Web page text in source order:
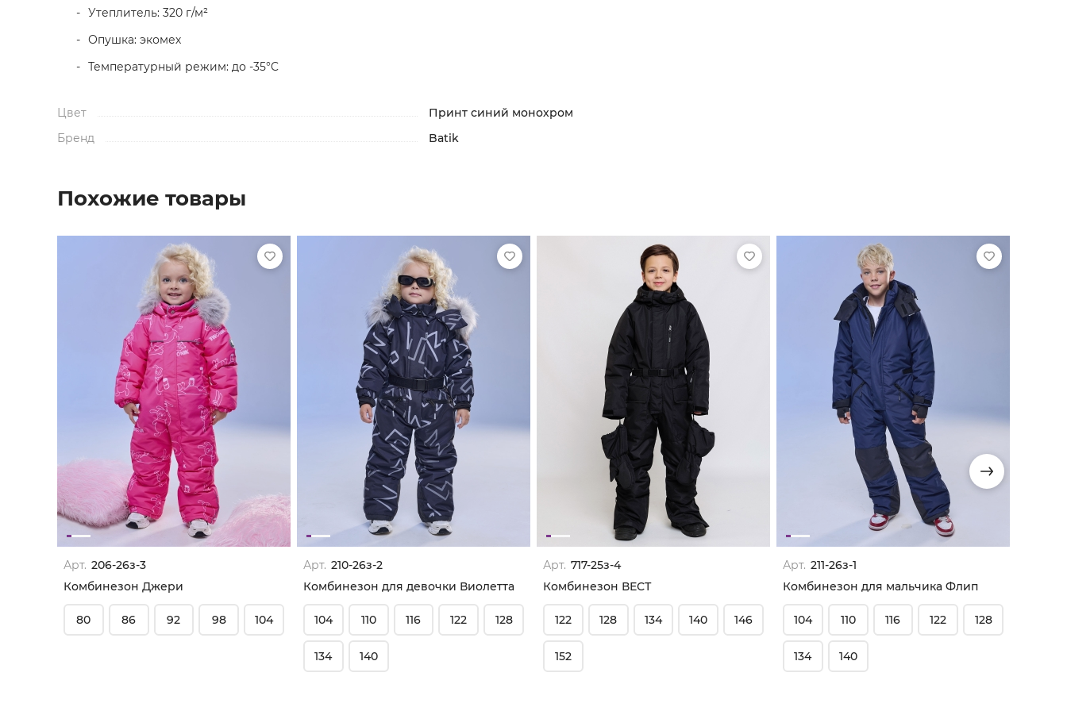
Утеплитель: 320 г/м²
Опушка: экомех
Температурный режим: до -35°C
Цвет
Принт синий монохром
Бренд
Batik
Похожие товары
Арт. 206-26з-3
Комбинезон Джери
80 86 92 98 104
Арт. 210-26з-2
Комбинезон для девочки Виолетта
104 110 116 122 128
134 140
Арт. 717-25з-4
Комбинезон ВЕСТ
122 128 134 140 146
152
Арт. 211-26з-1
Комбинезон для мальчика Флип
104 110 116 122 128
134 140